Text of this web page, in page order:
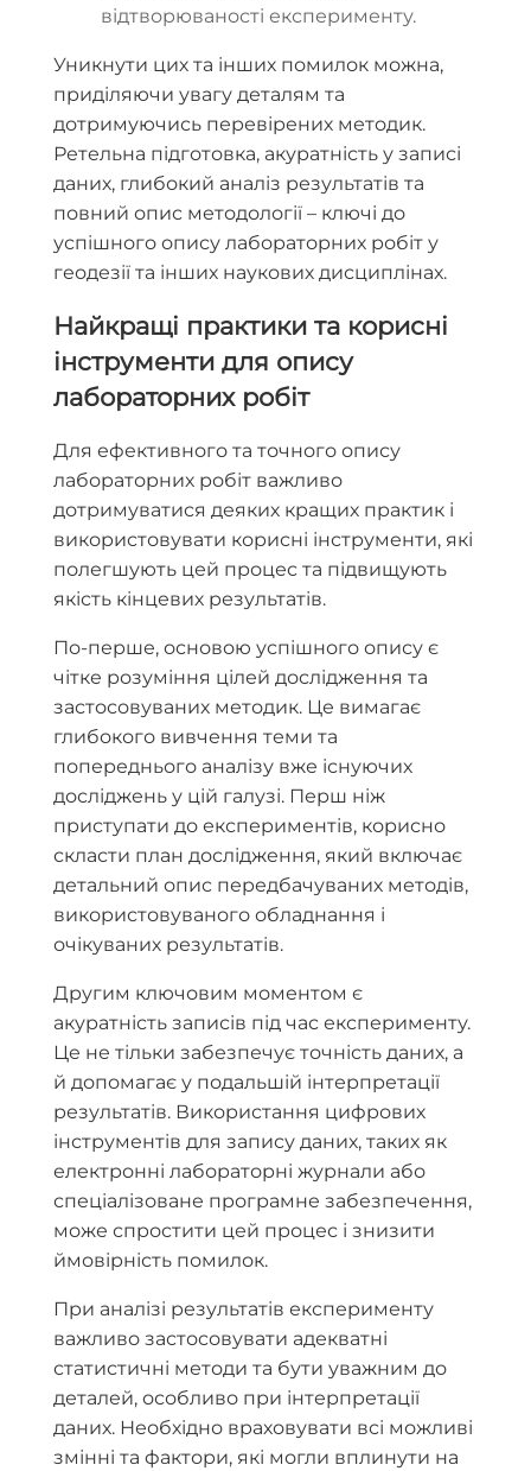
відтворюваності експерименту.
Уникнути цих та інших помилок можна,
приділяючи увагу деталям та
дотримуючись перевірених методик.
Ретельна підготовка, акуратність у записі
даних, глибокий аналіз результатів та
повний опис методології – ключі до
успішного опису лабораторних робіт у
геодезії та інших наукових дисциплінах.
Найкращі практики та корисні
інструменти для опису
лабораторних робіт
Для ефективного та точного опису
лабораторних робіт важливо
дотримуватися деяких кращих практик і
використовувати корисні інструменти, які
полегшують цей процес та підвищують
якість кінцевих результатів.
По-перше, основою успішного опису є
чітке розуміння цілей дослідження та
застосовуваних методик. Це вимагає
глибокого вивчення теми та
попереднього аналізу вже існуючих
досліджень у цій галузі. Перш ніж
приступати до експериментів, корисно
скласти план дослідження, який включає
детальний опис передбачуваних методів,
використовуваного обладнання і
очікуваних результатів.
Другим ключовим моментом є
акуратність записів під час експерименту.
Це не тільки забезпечує точність даних, а
й допомагає у подальшій інтерпретації
результатів. Використання цифрових
інструментів для запису даних, таких як
електронні лабораторні журнали або
спеціалізоване програмне забезпечення,
може спростити цей процес і знизити
ймовірність помилок.
При аналізі результатів експерименту
важливо застосовувати адекватні
статистичні методи та бути уважним до
деталей, особливо при інтерпретації
даних. Необхідно враховувати всі можливі
змінні та фактори, які могли вплинути на